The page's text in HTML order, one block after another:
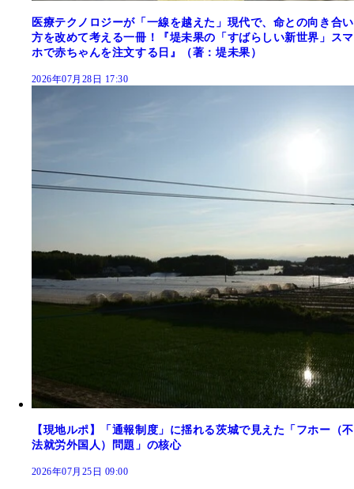
医療テクノロジーが「一線を越えた」現代で、命との向き合い
方を改めて考える一冊！『堤未果の「すばらしい新世界」スマ
ホで赤ちゃんを注文する日』（著：堤未果）
2026年07月28日 17:30
【現地ルポ】「通報制度」に揺れる茨城で見えた「フホー（不
法就労外国人）問題」の核心
2026年07月25日 09:00